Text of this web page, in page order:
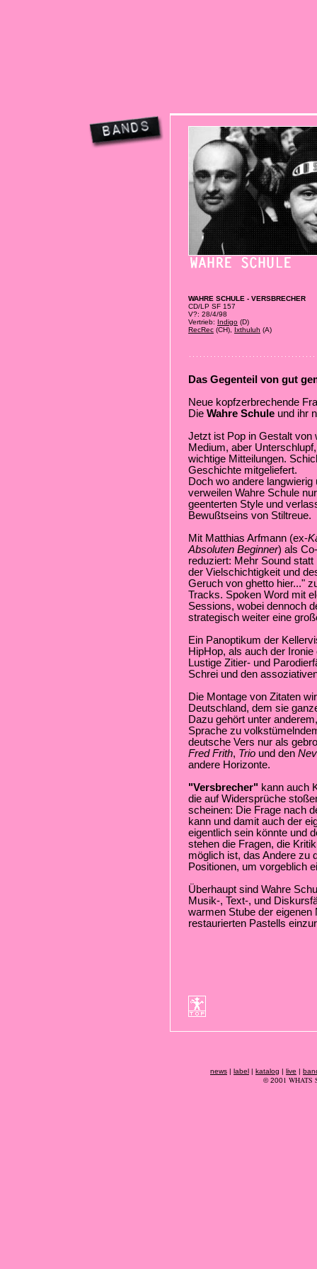
WAHRE SCHULE - VERSBRECHER
CD/LP SF 157
V?: 28/4/98
Vertrieb: Indigo (D)
RecRec (CH), Ixthuluh (A)
Das Gegenteil von gut
Neue kopfzerbrechende
Die Wahre Schule und ihr
Jetzt ist Pop in Gestalt von
Medium, aber
wichtige Mitteilungen.
Geschichte mitgeliefert.
Doch wo andere
verweilen Wahre Schule
geenterten Style und
Bewußtseins von Stiltreue.
Mit Matthias Arfmann (ex-
Absoluten Beginner) als
reduziert: Mehr Sound
der Vielschichtigkeit und
Geruch von ghetto hier..."
Tracks. Spoken Word mit
Sessions, wobei dennoch
strategisch weiter eine
Ein Panoptikum der
HipHop, als auch der
Lustige Zitier- und
Schrei und den
Die Montage von Zitaten
Deutschland, dem sie
Dazu gehört unter
Sprache zu
deutsche Vers nur als
Fred Frith, Trio und den
andere Horizonte.
"Versbrecher" kann auch
die auf Widersprüche
scheinen: Die Frage nach
kann und damit auch der
eigentlich sein könnte und
stehen die Fragen, die
möglich ist, das Andere zu
Positionen, um vorgeblich
Überhaupt sind Wahre
Musik-, Text-, und
warmen Stube der eigenen
restaurierten Pastells
news | label | katalog | live |
© 2001 WHATS